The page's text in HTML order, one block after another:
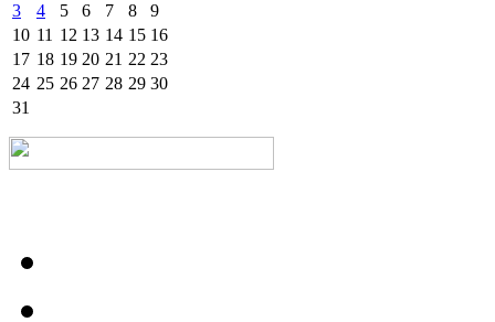
3
4 5 6 7 8
9
10 11 12 13 14 15 16
17 18 19 20 21 22 23
24 25 26 27 28 29 30
31